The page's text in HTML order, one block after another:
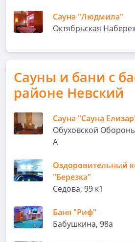
Сауна "Людмила"
Октябрьская
Сауны и бани с
районе Невский
Сауна "Сауна
Обуховской
А
Оздоровительный
"Березка"
Седова, 99 к1
Баня "Риф"
Бабушкина, 98а